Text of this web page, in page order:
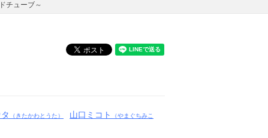
チューブ～
（きたかわとうた） 山口ミコト
（やまぐちみこ